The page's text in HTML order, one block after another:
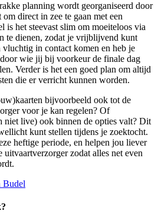
planning wordt georganiseerd door
direct in zee te gaan met een
is het steevast slim om moeiteloos via
te dienen, zodat je vrijblijvend kunt
in contact komen en heb je
wie jij bij voorkeur de finale dag
Verder is het een goed plan om altijd
die er verricht kunnen worden.
bijvoorbeeld ook tot de
voor je kan regelen? Of
niet live) ook binnen de opties valt? Dit
kunt stellen tijdens je zoektocht.
heftige periode, en helpen jou liever
zodat alles net even
Budel